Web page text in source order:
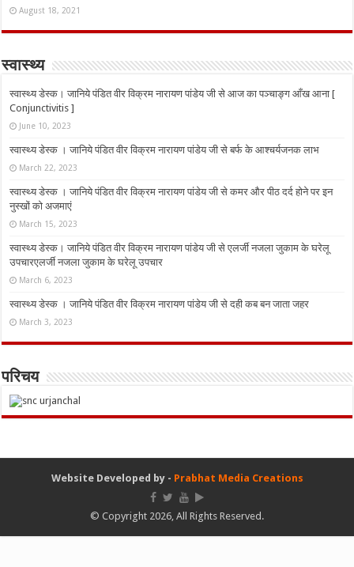
August 18, 2021
स्वास्थ्य
स्वास्थ्य डेस्क। जानिये पंडित वीर विक्रम नारायण पांडेय जी से आज का पञ्चाङ्ग आँख आना [
Conjunctivitis ]
June 10, 2023
स्वास्थ्य डेस्क । जानिये पंडित वीर विक्रम नारायण पांडेय जी से बर्फ के आश्चर्यजनक लाभ
March 22, 2023
स्वास्थ्य डेस्क । जानिये पंडित वीर विक्रम नारायण पांडेय जी से कमर और पीठ दर्द होने पर इन
नुस्‍खों को अजमाएं
March 15, 2023
स्वास्थ्य डेस्क। जानिये पंडित वीर विक्रम नारायण पांडेय जी से एलर्जी नजला जुकाम के घरेलू
उपचारएलर्जी नजला जुकाम के घरेलू उपचार
March 6, 2023
स्वास्थ्य डेस्क । जानिये पंडित वीर विक्रम नारायण पांडेय जी से दही कब बन जाता जहर
March 3, 2023
परिचय
Website Developed by - Prabhat Media Creations
© Copyright 2026, All Rights Reserved.